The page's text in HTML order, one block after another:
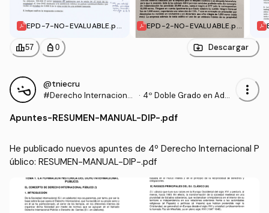
EPD-7-NO-EVALUABLE.pd
EPD-2-NO-EVALUABLE.pd
leaderboard57 personal_bag 0 Descargar
@tniecru
#Derecho Internacional
· 4º Doble Grado en Admi
e Empresas y Derecho
more_vert
Apuntes-RESUMEN-MANUAL-DIP-.pdf
He publicado nuevos apuntes de 4º Derecho Internacional P
úblico: RESUMEN-MANUAL-DIP-.pdf